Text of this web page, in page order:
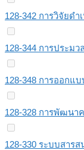
128-342 การวิจัยดำ
128-344 การประม
128-348 การออกแ
128-328 การพัฒนา
128-330 ระบบสาร